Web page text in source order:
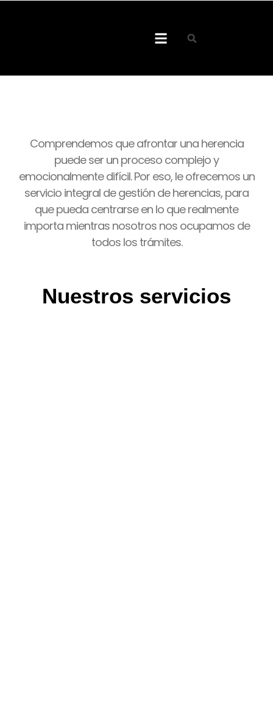
Comprendemos que afrontar una herencia
puede ser un proceso complejo y
emocionalmente difícil. Por eso, le ofrecemos un
servicio integral de gestión de herencias, para
que pueda centrarse en lo que realmente
importa mientras nosotros nos ocupamos de
todos los trámites.
Nuestros servicios